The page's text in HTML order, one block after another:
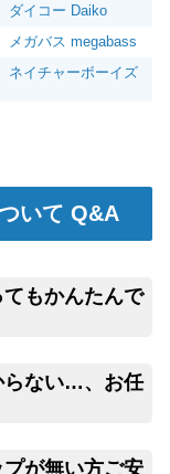
ダイコー Daiko
メガバス megabass
ネイチャーボーイズ
いて Q&A
もかんたんで
キットのお取寄サ
らない…、お任
が無い方ご安